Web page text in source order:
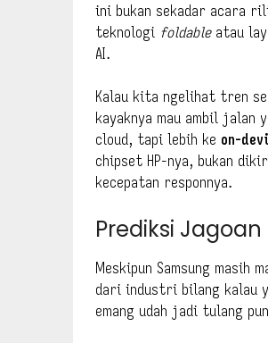
ini bukan sekadar acara
teknologi foldableatau
AI.
Kalau kita ngelihat tren
kayaknya mau ambil jalan
cloud, tapi lebih ke on-
chipset HP-nya, bukan
kecepatan responnya.
Prediksi Jagoan
Meskipun Samsung masih
dari industri bilang kalau
emang udah jadi tulang